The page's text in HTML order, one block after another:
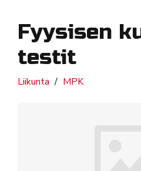
Fyysisen
testit
Liikunta MPK